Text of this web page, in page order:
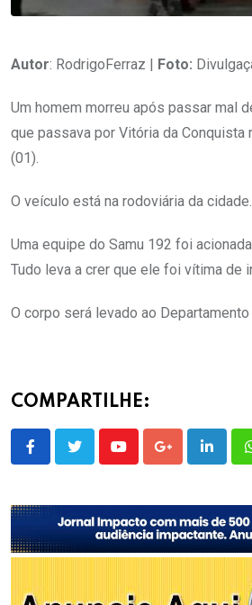
Autor: RodrigoFerraz | Foto:
Um homem morreu após passar mal
que passava por Vitória da
(01).
O veículo está na rodoviária da cidade.
Uma equipe do Samu 192 foi
Tudo leva a crer que ele foi vítima de
O corpo será levado ao
COMPARTILHE:
YoutubeGoogle+